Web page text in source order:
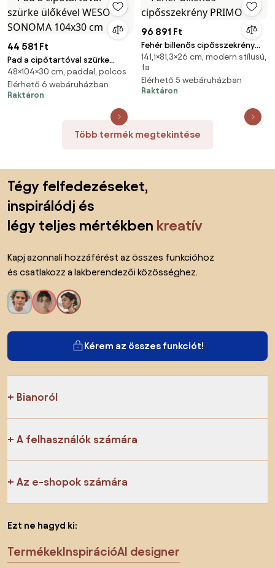
44 581 Ft
Pad a cipőtartóval szürke
ülőkével WESO SONOMA 104x30
cm
48×104×30 cm, paddal, polcos
Elérhető 6 webáruházban
Raktáron
96 891 Ft
Fehér billenős cipősszekrény
PRIMO
141,1×81,3×26 cm, modern stílusú,
fa
Elérhető 5 webáruházban
Raktáron
Több termék megtekintése
Tégy felfedezéseket,
inspirálódj és
légy teljes mértékben kreatív
Kapj azonnali hozzáférést az összes funkcióhoz
és csatlakozz a lakberendezői közösséghez.
Kérem az összes funkciót!
Bianoról
A felhasználók számára
Az e-shopok számára
Ezt ne hagyd ki:
TermékekInspirációAI designer